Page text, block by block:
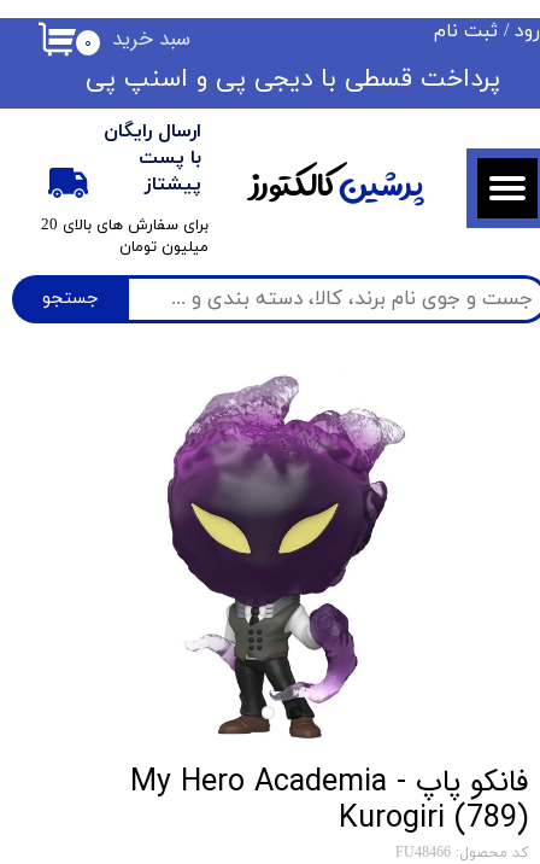
جستجو
ارسال رایگان
با پست
پیشتاز
​برای سفارش های بالای 20
میلیون تومان
۰ سبد خرید / ثبت نام
حساب کاربری من
تغییر گذر واژه
سفارشات
خروج از حساب کاربری
​​پرداخت قسطی با دیجی پی ​​​​​​​و اسنپ پی
پرشینکالکتورز
فانکو پاپ My Hero Academia -
Kurogiri (789)
کد محصول: FU48466